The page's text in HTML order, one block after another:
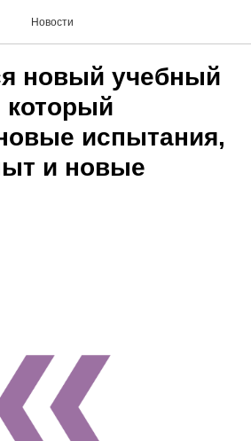
Новости
новый учебный
который
испытания,
и новые